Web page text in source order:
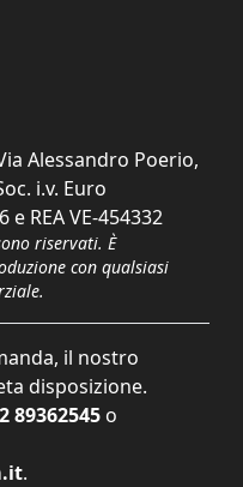
Alessandro Poerio,
i.v. Euro
e REA VE-454332
riservati. È
con qualsiasi
il nostro
disposizione.
89362545 o
.